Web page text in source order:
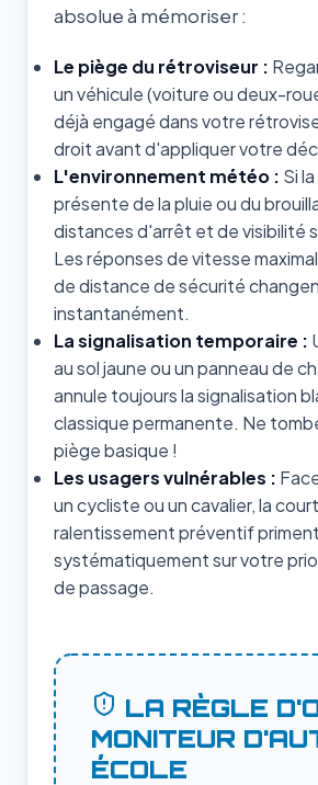
absolue à mémoriser :
Le piège du rétroviseur :
un véhicule (voiture ou deux-
déjà engagé dans votre
droit avant d'appliquer votre
L'environnement météo : Si
présente de la pluie ou du
distances d'arrêt et de visibilité
Les réponses de vitesse
de distance de sécurité
instantanément.
La signalisation temporaire :
au sol jaune ou un panneau de
annule toujours la signalisation
classique permanente. Ne
piège basique !
Les usagers vulnérables :
un cycliste ou un cavalier, la
ralentissement préventif priment
systématiquement sur votre
de passage.
LA RÈGLE
MONITEUR
ÉCOLE